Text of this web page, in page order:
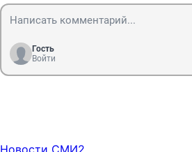
Гость
Войти